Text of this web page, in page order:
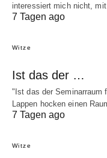
interessiert mich nicht,
7 Tagen ago
Witze
Ist das der …
"Ist das der Seminarraum
Lappen hocken einen
7 Tagen ago
Witze